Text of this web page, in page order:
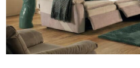
Canapés avec méridienne
Canapés convertibles
Canapés d'angle
Canapés droits